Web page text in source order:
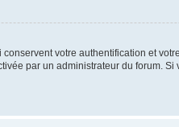
votre authentification et
par un administrateur du forum.